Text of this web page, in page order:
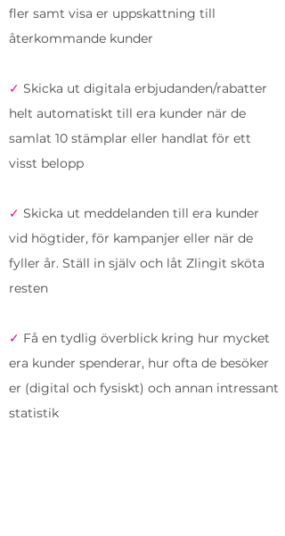
fler samt visa er uppskattning till
återkommande kunder
✓ Skicka ut digitala erbjudanden/rabatter
helt automatiskt till era kunder när de
samlat 10 stämplar eller handlat för ett
visst belopp
✓ Skicka ut meddelanden till era kunder
vid högtider, för kampanjer eller när de
fyller år. Ställ in själv och låt Zlingit sköta
resten
✓ Få en tydlig överblick kring hur mycket
era kunder spenderar, hur ofta de besöker
er (digital och fysiskt) och annan intressant
statistik